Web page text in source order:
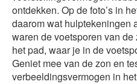
ontdekken. Op de foto’s in
daarom wat hulptekeningen
waren de voetsporen van
het pad, waar je in de
Geniet mee van de zon en
verbeeldingsvermogen in het